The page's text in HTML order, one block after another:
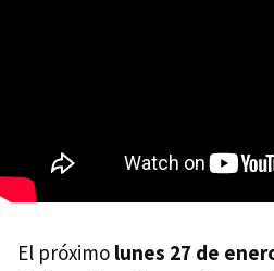
El próximo lunes 27 de